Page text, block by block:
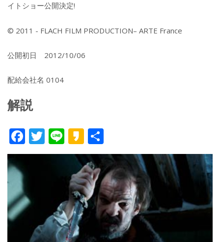
イトショー公開決定!
© 2011 - FLACH FILM PRODUCTION– ARTE France
公開初日 2012/10/06
配給会社名 0104
解説
F
ac
o
o
k
T
w
Li
n
K
a
k
a
o
有